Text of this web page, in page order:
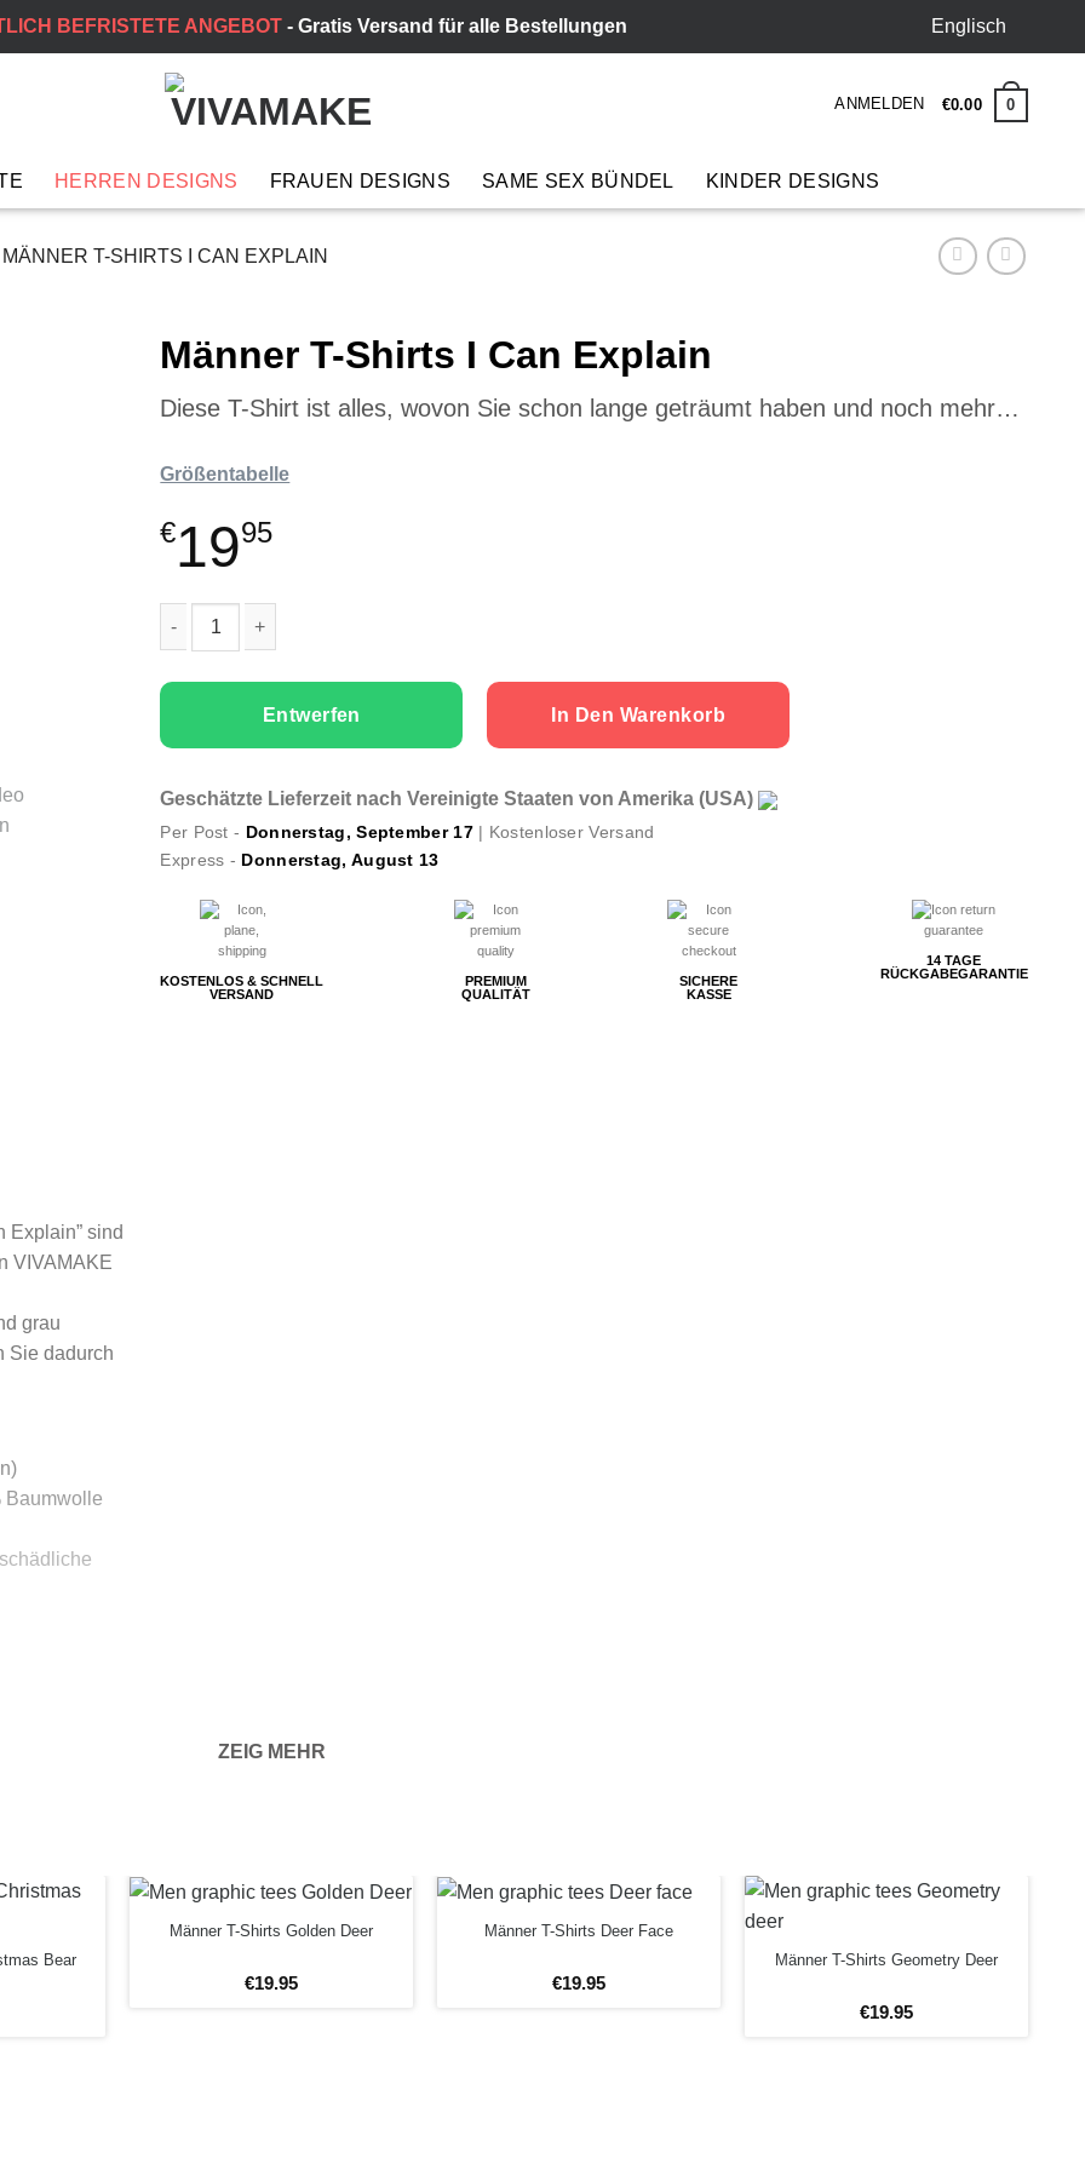
BEFRISTETE ANGEBOT- Gratis Versand für alle Bestellungen Englisch
ANMELDEN €0.00 0
HERREN DESIGNS FRAUEN DESIGNS SAME SEX BÜNDEL KINDER DESIGNS
MÄNNER T-SHIRTS I CAN EXPLAIN
Männer T-Shirts I Can Explain
Diese T-Shirt ist alles, wovon Sie schon lange geträumt haben und noch mehr…
Größentabelle
€1995
Entwerfen In Den Warenkorb
Geschätzte Lieferzeit nach Vereinigte Staaten von Amerika (USA)
Per Post - Donnerstag, September 17| Kostenloser Versand
Express - Donnerstag, August 13
KOSTENLOS & SCHNELL
VERSAND
PREMIUM
QUALITÄT
SICHERE
KASSE
14 TAGE
RÜCKGABEGARANTIE
Explain” sind
VIVAMAKE
grau
Sie dadurch
Baumwolle
wie zum
Sie Ihre
ZEIG MEHR
Bear
Männer T-Shirts Golden Deer
€19.95
Männer T-Shirts Deer Face
€19.95
Männer T-Shirts Geometry Deer
€19.95